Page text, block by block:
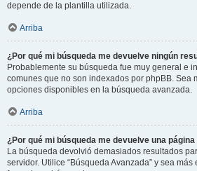
depende de la plantilla utilizada.
Arriba
¿Por qué mi búsqueda me devuelve ningún
Probablemente su búsqueda fue muy general e
comunes que no son indexados por phpBB. Sea
opciones disponibles en la búsqueda avanzada.
Arriba
¿Por qué mi búsqueda me devuelve una
La búsqueda devolvió demasiados resultados
servidor. Utilice “Búsqueda Avanzada” y sea